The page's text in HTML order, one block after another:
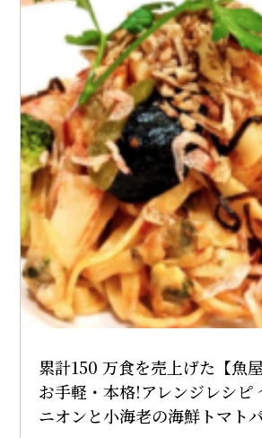
累計150 万食を売上げた【魚
お手軽・本格!アレンジレシピ
ニオンと小海老の海鮮トマト